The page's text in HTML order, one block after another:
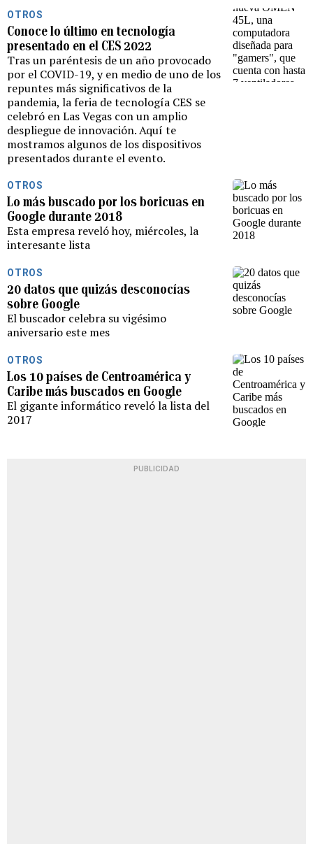
OTROS
Conoce lo último en tecnología
presentado en el CES 2022
Tras un paréntesis de un año provocado
por el COVID-19, y en medio de uno de los
repuntes más significativos de la
pandemia, la feria de tecnología CES se
celebró en Las Vegas con un amplio
despliegue de innovación. Aquí te
mostramos algunos de los dispositivos
presentados durante el evento.
OTROS
Lo más buscado por los boricuas en
Google durante 2018
Esta empresa reveló hoy, miércoles, la
interesante lista
OTROS
20 datos que quizás desconocías
sobre Google
El buscador celebra su vigésimo
aniversario este mes
OTROS
Los 10 países de Centroamérica y
Caribe más buscados en Google
El gigante informático reveló la lista del
2017
PUBLICIDAD